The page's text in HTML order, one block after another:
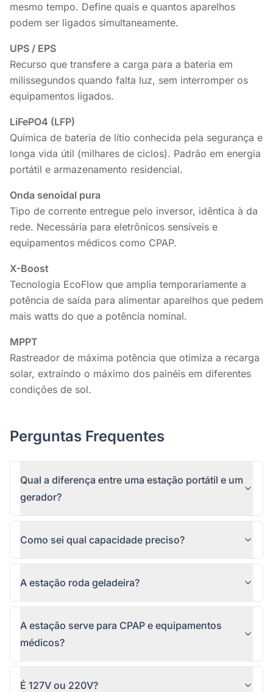
mesmo tempo. Define quais e quantos aparelhos
podem ser ligados simultaneamente.
UPS / EPS
Recurso que transfere a carga para a bateria em
milissegundos quando falta luz, sem interromper os
equipamentos ligados.
LiFePO4 (LFP)
Química de bateria de lítio conhecida pela segurança e
longa vida útil (milhares de ciclos). Padrão em energia
portátil e armazenamento residencial.
Onda senoidal pura
Tipo de corrente entregue pelo inversor, idêntica à da
rede. Necessária para eletrônicos sensíveis e
equipamentos médicos como CPAP.
X-Boost
Tecnologia EcoFlow que amplia temporariamente a
potência de saída para alimentar aparelhos que pedem
mais watts do que a potência nominal.
MPPT
Rastreador de máxima potência que otimiza a recarga
solar, extraindo o máximo dos painéis em diferentes
condições de sol.
Perguntas Frequentes
Qual a diferença entre uma estação portátil e um
gerador?
Como sei qual capacidade preciso?
A estação roda geladeira?
A estação serve para CPAP e equipamentos
médicos?
É 127V ou 220V?